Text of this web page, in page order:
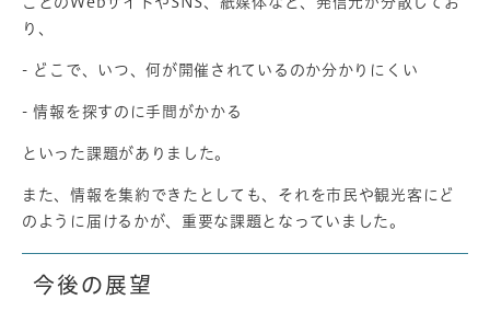
り、
- どこで、いつ、何が開催されているのか分かりにくい
- 情報を探すのに手間がかかる
といった課題がありました。
また、情報を集約できたとしても、それを市民や観光客にど
のように届けるかが、重要な課題となっていました。
今後の展望